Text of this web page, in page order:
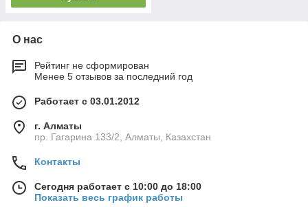
О нас
Рейтинг не сформирован
Менее 5 отзывов за последний год
Работает с 03.01.2012
г. Алматы
пр. Гагарина 133/2, Алматы, Казахстан
Контакты
Сегодня работает с 10:00 до 18:00
Показать весь график работы